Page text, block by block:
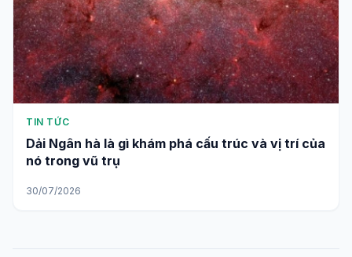
TIN TỨC
Dải Ngân hà là gì khám phá cấu trúc và vị trí của
nó trong vũ trụ
30/07/2026